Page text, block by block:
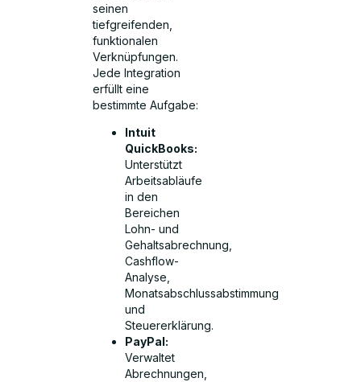
seinen
tiefgreifenden,
funktionalen
Verknüpfungen.
Jede Integration
erfüllt eine
bestimmte Aufgabe:
Intuit
QuickBooks:
Unterstützt
Arbeitsabläufe
in den
Bereichen
Lohn- und
Gehaltsabrechnung,
Cashflow-
Analyse,
Monatsabschlussabstimmung
und
Steuererklärung.
PayPal:
Verwaltet
Abrechnungen,